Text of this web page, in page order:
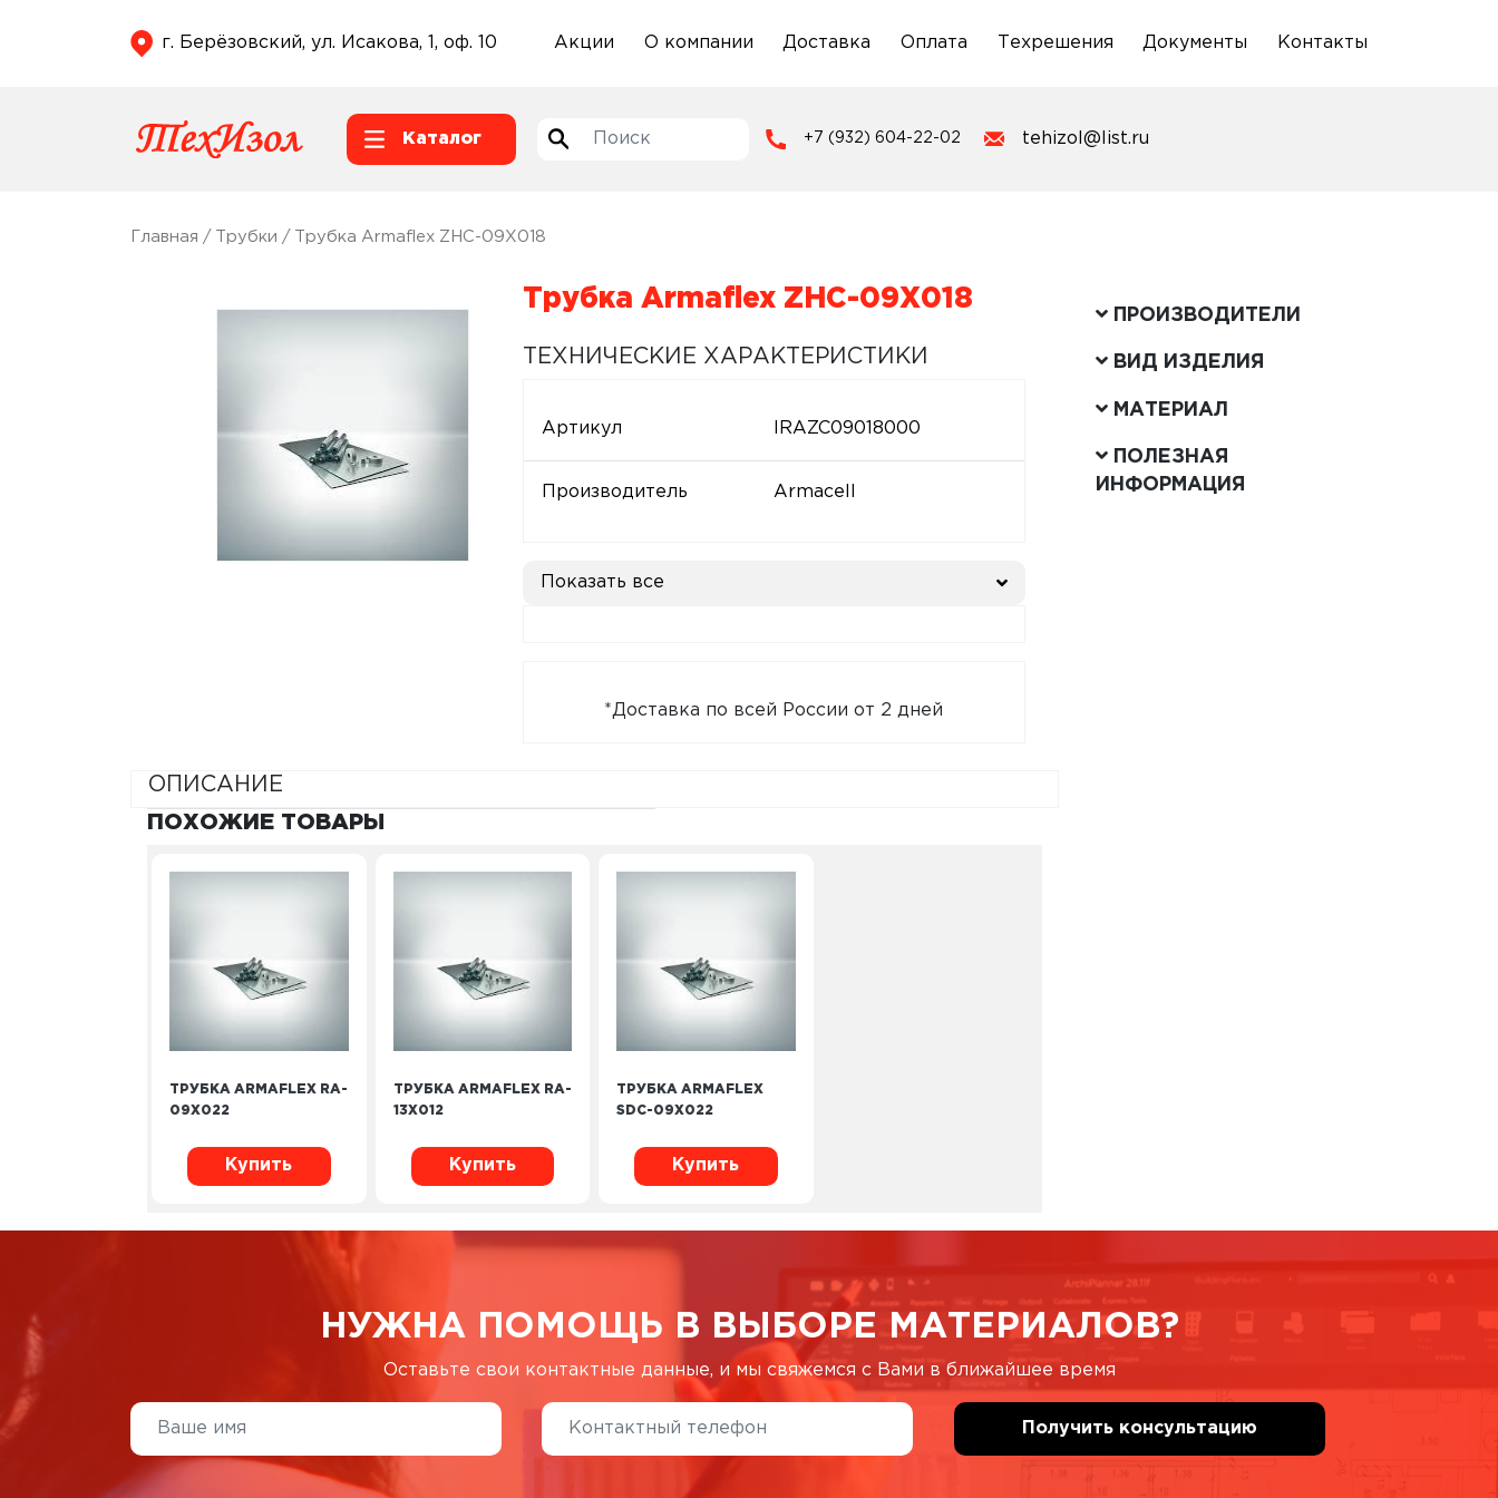
г. Берёзовский, ул. Исакова, 1, оф. 10 Акции О компании Доставка Оплата Техрешения Документы Контакты
Каталог +7 (932) 604-22-02 tehizol@list.ru
Главная / Трубки / Трубка Armaflex ZHC-09X018
Трубка Armaflex ZHC-09X018
ТЕХНИЧЕСКИЕ ХАРАКТЕРИСТИКИ
Артикул IRAZC09018000
Производитель Armacell
Показать все
*Доставка по всей России от 2 дней
ОПИСАНИЕ
ПОХОЖИЕ ТОВАРЫ
ТРУБКА ARMAFLEX RA-
09X022
Купить
ТРУБКА ARMAFLEX RA-
13X012
Купить
ТРУБКА ARMAFLEX
SDC-09X022
Купить
ПРОИЗВОДИТЕЛИ
ВИД ИЗДЕЛИЯ
МАТЕРИАЛ
ПОЛЕЗНАЯ
ИНФОРМАЦИЯ
НУЖНА ПОМОЩЬ В ВЫБОРЕ МАТЕРИАЛОВ?
Оставьте свои контактные данные, и мы свяжемся с Вами в ближайшее время